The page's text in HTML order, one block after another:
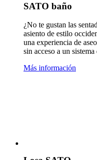
SATO baño
¿No te gustan las
asiento de estilo
una experiencia de
sin acceso a un
Más información